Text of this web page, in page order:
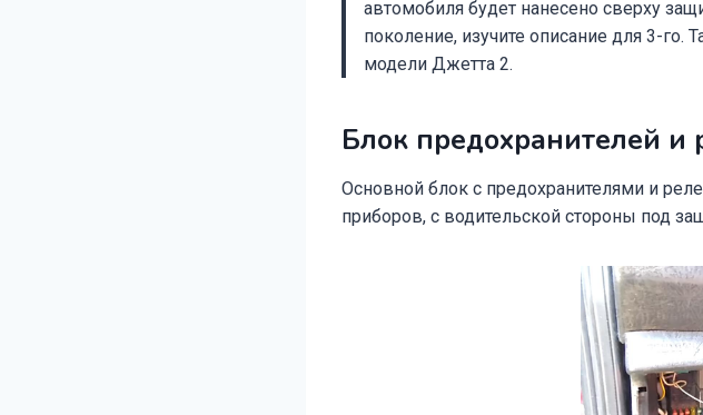
автомобиля будет нанесено сверху
поколение, изучите описание для 3-
модели Джетта 2.
Блок предохранителей и
Основной блок с предохранителями и
приборов, с водительской стороны под